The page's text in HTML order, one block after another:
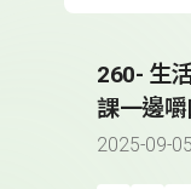
260- 生
課一邊
2025-09-05